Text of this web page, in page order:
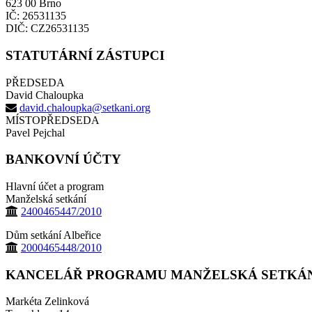
623 00 Brno
IČ: 26531135
DIČ: CZ26531135
STATUTÁRNÍ ZÁSTUPCI
PŘEDSEDA
David Chaloupka
david.chaloupka@setkani.org
MÍSTOPŘEDSEDA
Pavel Pejchal
BANKOVNÍ ÚČTY
Hlavní účet a program
Manželská setkání
2400465447/2010
Dům setkání Albeřice
2000465448/2010
KANCELÁŘ PROGRAMU MANŽELSKÁ
Markéta Zelinková